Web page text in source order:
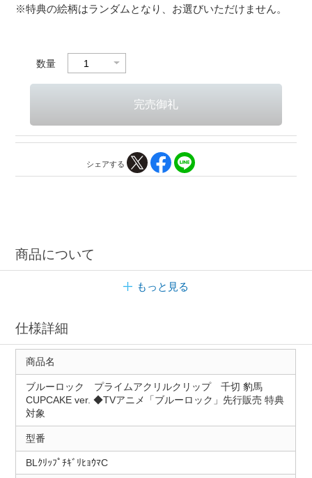
※特典の絵柄はランダムとなり、お選びいただけません。
数量
シェアする
商品について
もっと見る
仕様詳細
商品名
ブルーロック プライムアクリルクリップ 千切 豹馬
CUPCAKE ver. ◆TVアニメ「ブルーロック」先行販売 特典
対象
型番
BLｸﾘｯﾌﾟﾁｷﾞﾘﾋｮｳﾏC